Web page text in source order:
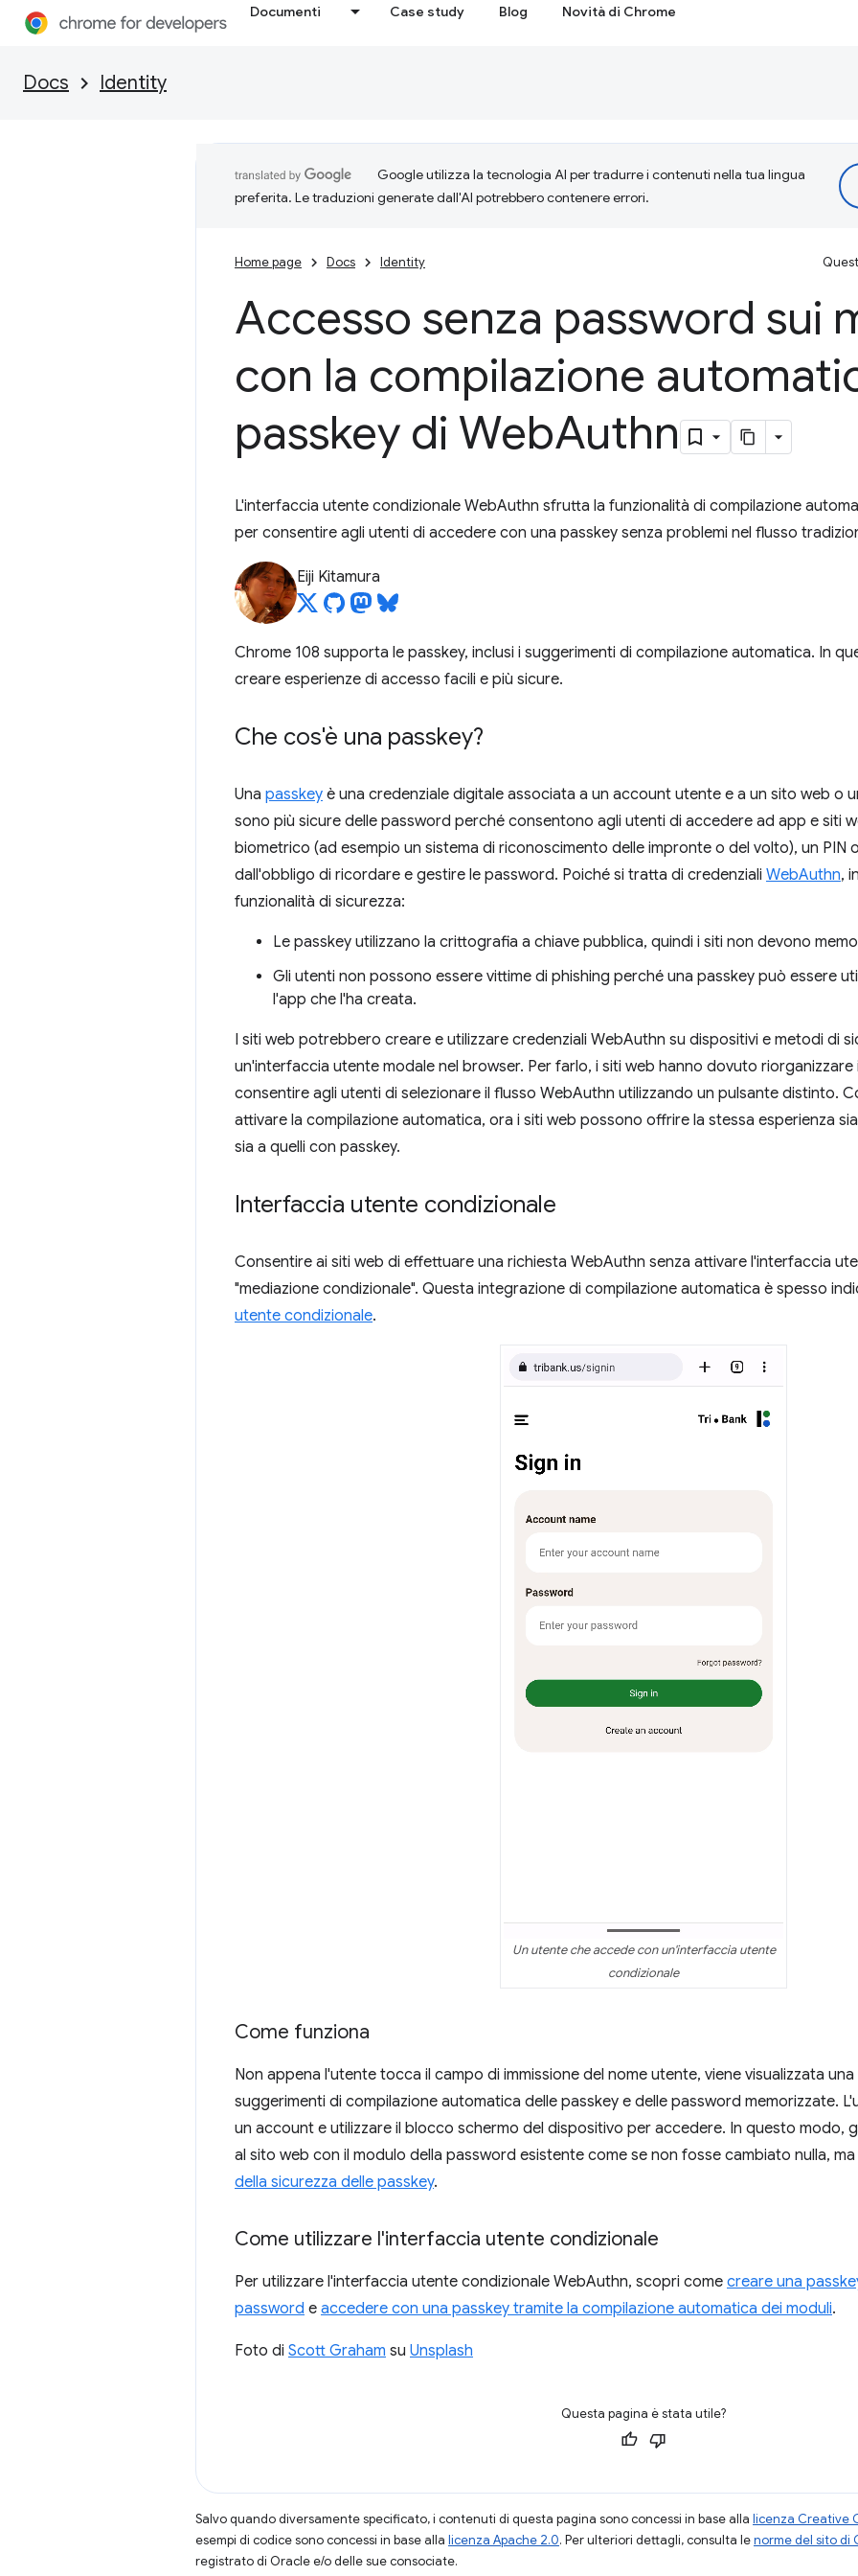
Documenti Case study Blog Novità di Chrome
Docs Identity
Google utilizza la tecnologia AI per tradurre i contenuti nella tua lingua
preferita. Le traduzioni generate dall'AI potrebbero contenere errori.
Home page Docs Identity
Accesso senza password sui
con la compilazione
passkey di WebAuthn
L'interfaccia utente condizionale WebAuthn sfrutta la funzionalità di compilazione
per consentire agli utenti di accedere con una passkey senza problemi nel flusso
Eiji Kitamura
Chrome 108 supporta le passkey, inclusi i suggerimenti di compilazione automatica. In
creare esperienze di accesso facili e più sicure.
Che cos'è una passkey?
Una passkey è una credenziale digitale associata a un account utente e a un sito web o
sono più sicure delle password perché consentono agli utenti di accedere ad app e siti
biometrico (ad esempio un sistema di riconoscimento delle impronte o del volto), un PIN
dall'obbligo di ricordare e gestire le password. Poiché si tratta di credenziali WebAuthn,
funzionalità di sicurezza:
Le passkey utilizzano la crittografia a chiave pubblica, quindi i siti non devono
Gli utenti non possono essere vittime di phishing perché una passkey può essere
l'app che l'ha creata.
I siti web potrebbero creare e utilizzare credenziali WebAuthn su dispositivi e metodi di
un'interfaccia utente modale nel browser. Per farlo, i siti web hanno dovuto
consentire agli utenti di selezionare il flusso WebAuthn utilizzando un pulsante distinto.
attivare la compilazione automatica, ora i siti web possono offrire la stessa esperienza
sia a quelli con passkey.
Interfaccia utente condizionale
Consentire ai siti web di effettuare una richiesta WebAuthn senza attivare l'interfaccia
"mediazione condizionale". Questa integrazione di compilazione automatica è spesso
utente condizionale.
Un utente che accede con un'interfaccia utente
condizionale
Come funziona
Non appena l'utente tocca il campo di immissione del nome utente, viene visualizzata
suggerimenti di compilazione automatica delle passkey e delle password memorizzate.
un account e utilizzare il blocco schermo del dispositivo per accedere. In questo modo,
al sito web con il modulo della password esistente come se non fosse cambiato nulla, ma
della sicurezza delle passkey.
Come utilizzare l'interfaccia utente condizionale
Per utilizzare l'interfaccia utente condizionale WebAuthn, scopri come creare una
password e accedere con una passkey tramite la compilazione automatica dei moduli.
Foto di Scott Graham su Unsplash
Questa pagina è stata utile?
Salvo quando diversamente specificato, i contenuti di questa pagina sono concessi in base alla licenza Creative
esempi di codice sono concessi in base alla licenza Apache 2.0. Per ulteriori dettagli, consulta lenorme del sito di
registrato di Oracle e/o delle sue consociate.